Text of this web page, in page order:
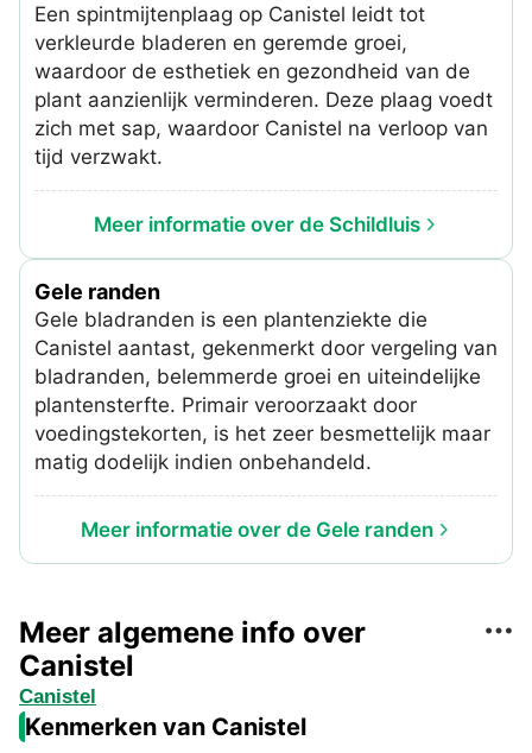
Een spintmijtenplaag op Canistel leidt tot
verkleurde bladeren en geremde groei,
waardoor de esthetiek en gezondheid van de
plant aanzienlijk verminderen. Deze plaag voedt
zich met sap, waardoor Canistel na verloop van
tijd verzwakt.
Meer informatie over de Schildluis
Gele randen
Gele bladranden is een plantenziekte die
Canistel aantast, gekenmerkt door vergeling van
bladranden, belemmerde groei en uiteindelijke
plantensterfte. Primair veroorzaakt door
voedingstekorten, is het zeer besmettelijk maar
matig dodelijk indien onbehandeld.
Meer informatie over de Gele randen
Meer algemene info over
Canistel
Canistel
Kenmerken van Canistel